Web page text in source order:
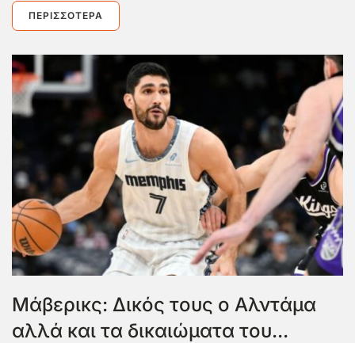
ΠΕΡΙΣΣΌΤΕΡΑ
Μάβερικς: Δικός τους ο Αλντάμα
αλλά και τα δικαιώματα του...